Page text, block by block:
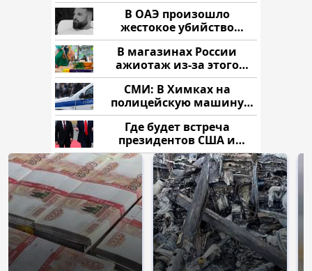
В ОАЭ произошло
жестокое убийство
криптомиллионера
В магазинах России
ажиотаж из-за этого
продукта: что купить?
СМИ: В Химках на
полицейскую машину
напали и подожгли.
Где будет встреча
президентов США и
России: Европа?